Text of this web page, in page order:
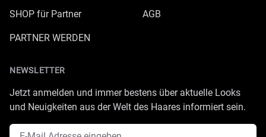
SHOP für Partner
PARTNER WERDEN
AGB
NEWSLETTER
Jetzt anmelden und immer bestens über aktuelle Looks
und Neuigkeiten aus der Welt des Haares informiert sein.
E-Mail Adresse